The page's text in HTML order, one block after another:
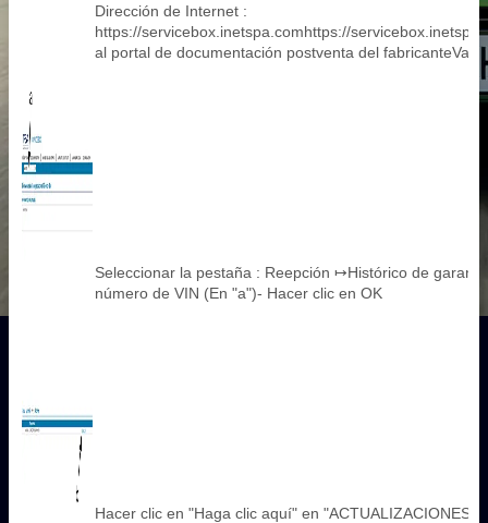
Dirección de Internet :
https://servicebox.inetspa.comhttps://
al portal de documentación postventa del
Seleccionar la pestaña : Reepción ↦Histórico de
número de VIN (En "a")- Hacer clic en OK
Hacer clic en "Haga clic aquí" en "ACTUALIZACIONES